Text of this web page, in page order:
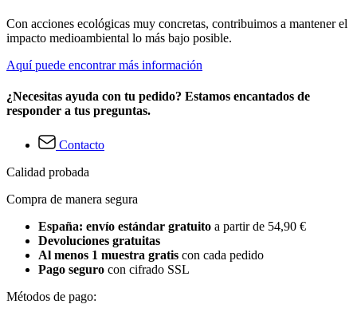
Con acciones ecológicas muy concretas, contribuimos a mantener el
impacto medioambiental lo más bajo posible.
Aquí puede encontrar más información
¿Necesitas ayuda con tu pedido? Estamos encantados de
responder a tus preguntas.
Contacto
Calidad probada
Compra de manera segura
España: envío estándar gratuito a partir de 54,90 €
Devoluciones gratuitas
Al menos 1 muestra gratis con cada pedido
Pago seguro con cifrado SSL
Métodos de pago: